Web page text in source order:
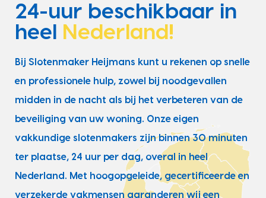
24-uur beschikbaar in
heel
Nederland!
Bij Slotenmaker Heijmans kunt u rekenen op snelle
en professionele hulp, zowel bij noodgevallen
midden in de nacht als bij het verbeteren van de
beveiliging van uw woning. Onze eigen
vakkundige slotenmakers zijn binnen 30 minuten
ter plaatse, 24 uur per dag, overal in heel
Nederland. Met hoogopgeleide, gecertificeerde en
verzekerde vakmensen garanderen wij een